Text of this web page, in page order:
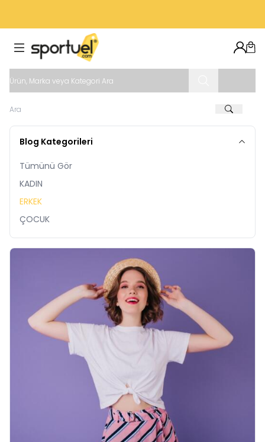
Blog Kategorileri
Tümünü Gör
KADIN
ERKEK
ÇOCUK